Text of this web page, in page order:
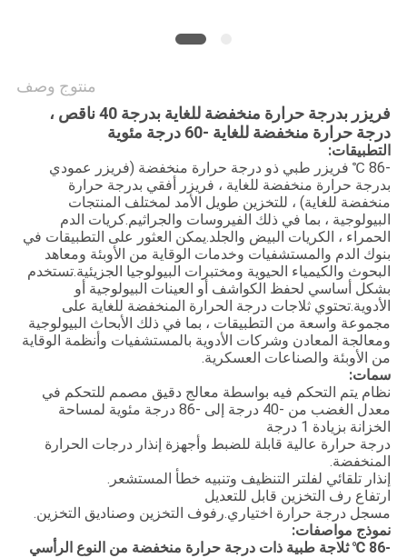
منتوج وصف
فريزر بدرجة حرارة منخفضة للغاية بدرجة 40 ناقص ،
درجة حرارة منخفضة للغاية -60 درجة مئوية
التطبيقات:
-86 ℃ فريزر طبي ذو درجة حرارة منخفضة (فريزر عمودي
بدرجة حرارة منخفضة للغاية ، فريزر أفقي بدرجة حرارة
منخفضة للغاية) ، للتخزين طويل الأمد لمختلف المنتجات
البيولوجية ، بما في ذلك الفيروسات والجراثيم.كريات الدم
الحمراء ، الكريات البيض والجلد.يمكن العثور على التطبيقات في
بنوك الدم والمستشفيات وخدمات الوقاية من الأوبئة ومعاهد
البحوث والكيمياء الحيوية ومختبرات البيولوجيا الجزيئية.تستخدم
بشكل أساسي لحفظ الكواشف أو العينات البيولوجية أو
الأدوية.تحتوي ثلاجات درجة الحرارة المنخفضة للغاية على
مجموعة واسعة من التطبيقات ، بما في ذلك الأبحاث البيولوجية
ومعالجة المعادن وشركات الأدوية بالمستشفيات وأنظمة الوقاية
من الأوبئة والصناعات العسكرية.
سمات:
نظام يتم التحكم فيه بواسطة معالج دقيق مصمم للتحكم في
معدل الغضب من -40 درجة إلى -86 درجة مئوية لمساحة
الخزانة بزيادة 1 درجة
درجة حرارة عالية قابلة للضبط وأجهزة إنذار درجات الحرارة
المنخفضة.
إنذار تلقائي لفلتر التنظيف وتنبيه خطأ المستشعر.
ارتفاع رف التخزين قابل للتعديل
مسجل درجة حرارة اختياري.رفوف التخزين وصناديق التخزين.
نموذج مواصفات:
-86 ℃ ثلاجة طبية ذات درجة حرارة منخفضة من النوع الرأسي